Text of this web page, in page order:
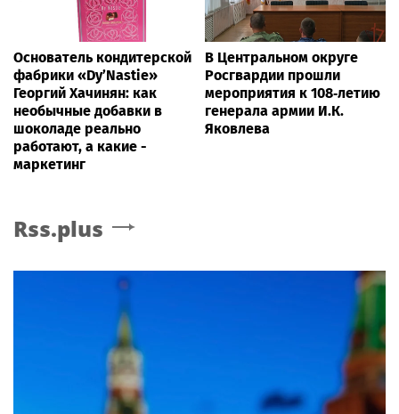
Основатель кондитерской
фабрики «Dy’Nastie»
Георгий Хачинян: как
необычные добавки в
шоколаде реально
работают, а какие -
маркетинг
В Центральном округе
Росгвардии прошли
мероприятия к 108‑летию
генерала армии И.К.
Яковлева
Rss.plus